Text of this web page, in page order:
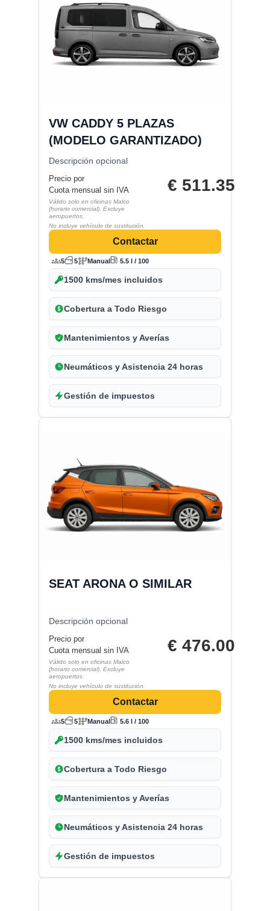
VW CADDY 5 PLAZAS
(MODELO GARANTIZADO)
Descripción opcional
Precio por
Cuota mensual sin IVA
Válido solo en oficinas Malco
(horario comercial). Excluye
aeropuertos.
No incluye vehículo de sustitución.
€ 511.35
Contactar
5 5 Manual 5.5 l / 100
1500 kms/mes incluidos
Cobertura a Todo Riesgo
Mantenimientos y Averías
Neumáticos y Asistencia 24 horas
Gestión de impuestos
SEAT ARONA O SIMILAR
Descripción opcional
Precio por
Cuota mensual sin IVA
Válido solo en oficinas Malco
(horario comercial). Excluye
aeropuertos.
No incluye vehículo de sustitución.
€ 476.00
Contactar
5 5 Manual 5.6 l / 100
1500 kms/mes incluidos
Cobertura a Todo Riesgo
Mantenimientos y Averías
Neumáticos y Asistencia 24 horas
Gestión de impuestos